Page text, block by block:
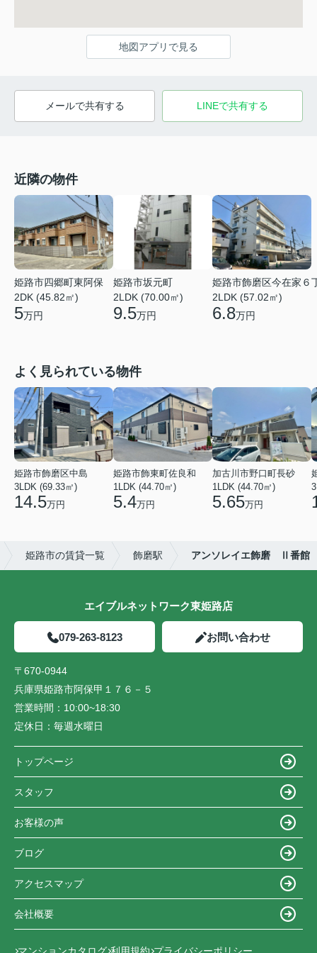
地図アプリで見る
メールで共有する LINEで共有する
近隣の物件
姫路市四郷町東阿保
2DK (45.82㎡)
5万円
姫路市坂元町
2LDK (70.00㎡)
9.5万円
姫路市飾磨区今在家６
2LDK (57.02㎡)
6.8万円
よく見られている物件
姫路市飾磨区中島
3LDK (69.33㎡)
14.5万円
姫路市飾東町佐良和
1LDK (44.70㎡)
5.4万円
加古川市野口町長砂
1LDK (44.70㎡)
5.65万円
姫路市の賃貸一覧 飾磨駅 アンソレイエ飾磨 Ⅱ番館
エイブルネットワーク東姫路店
079-263-8123 お問い合わせ
〒670-0944
兵庫県姫路市阿保甲１７６－５
営業時間： 10:00~18:30
定休日： 毎週水曜日
トップページ
スタッフ
お客様の声
ブログ
アクセスマップ
会社概要